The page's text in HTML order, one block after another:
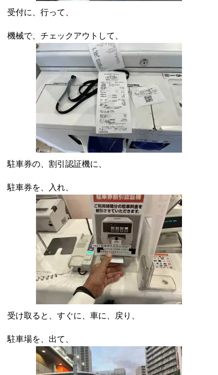
受付に、行って、
機械で、チェックアウトして、
駐車券の、割引認証機に、
駐車券を、入れ、
受け取ると、すぐに、車に、戻り、
駐車場を、出て、